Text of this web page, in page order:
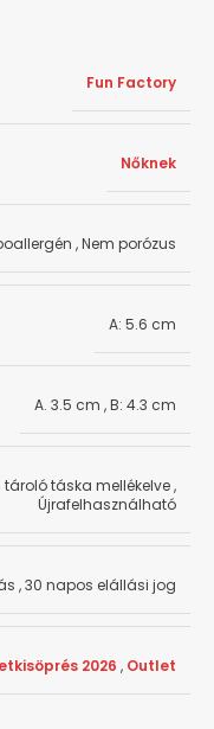
Fun Factory
Nőknek
,Nem porózus
A: 5.6 cm
A. 3.5 cm ,B: 4.3 cm
tároló táska mellékelve,
Újrafelhasználható
,30 napos elállási jog
2026 , Outlet